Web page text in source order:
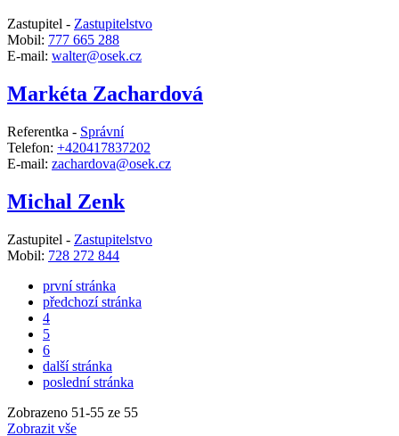
Zastupitel - Zastupitelstvo
Mobil: 777 665 288
E-mail: walter@osek.cz
Markéta Zachardová
Referentka - Správní
Telefon: +420417837202
E-mail: zachardova@osek.cz
Michal Zenk
Zastupitel - Zastupitelstvo
Mobil: 728 272 844
první stránka
předchozí stránka
4
5
6
další stránka
poslední stránka
Zobrazeno 51-55 ze 55
Zobrazit vše